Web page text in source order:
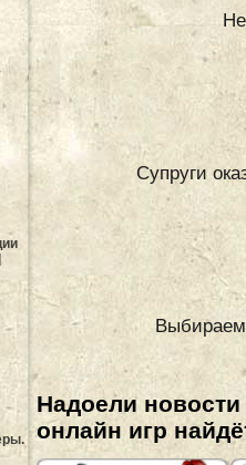
Супруги
Выбираем
Надоели
онлайн игр